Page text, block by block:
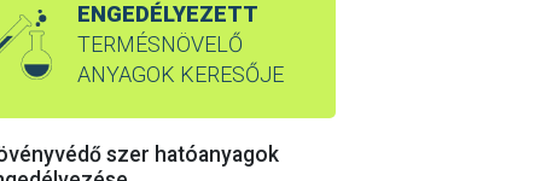
ENGEDÉLYEZETT
TERMÉSNÖVELŐ
ANYAGOK KERESŐJE
szer hatóanyagok